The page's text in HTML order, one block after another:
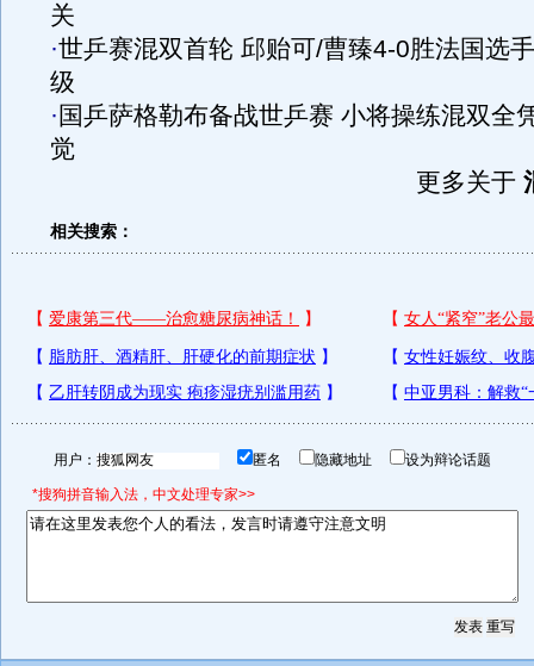
关
·世乒赛混双首轮 邱贻可/曹臻4-0胜法国选
级
· 国乒萨格勒布备战世乒赛 小将操练混双全
觉
更多关于
相关搜索：
用户： 匿名 隐藏地址 设为辩论话题
*搜狗拼音输入法，中文处理专家>>